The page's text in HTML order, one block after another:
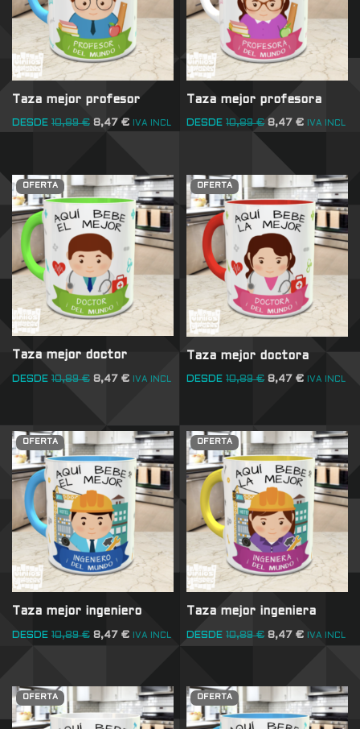
Taza mejor profesor
DESDE 10,89€ 8,47 € IVA INCL
Taza mejor profesora
DESDE 10,89€ 8,47€ IVA INCL
OFERTA
Taza mejor doctor
DESDE 10,89€ 8,47 € IVA INCL
OFERTA
Taza mejor doctora
DESDE 10,89€ 8,47€ IVA INCL
OFERTA
Taza mejor ingeniero
DESDE 10,89€ 8,47 € IVA INCL
OFERTA
Taza mejor ingeniera
DESDE 10,89€ 8,47€ IVA INCL
OFERTA OFERTA